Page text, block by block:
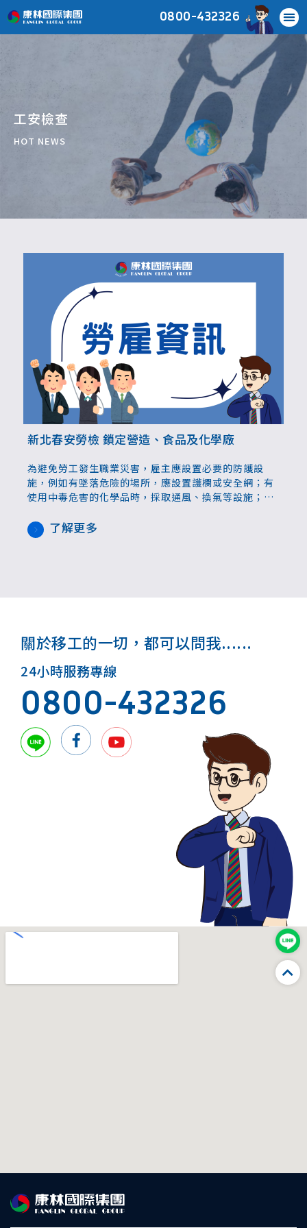
0800-432326
工安檢查
HOT NEWS
新北春安勞檢 鎖定營造、食品及化學廠
為避免勞工發生職業災害，雇主應設置必要的防護設
施，例如有墜落危險的場所，應設置護欄或安全網；有
使用中毒危害的化學品時，採取通風、換氣等設施；衝
應確實切斷電源並由專人上鎖管制，以防止機械突然運
轉而發生危險。此外，雇主使勞工加班或輪班時，應隨
了解更多
關於移工的一切，都可以問我......
24小時服務專線
0800-432326